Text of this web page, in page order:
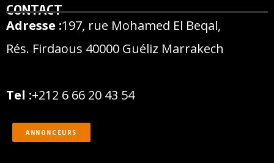
CONTACT
Adresse :197, rue Mohamed El Beqal,
Rés. Firdaous 40000 Guéliz Marrakech
Tel :+212 6 66 20 43 54
ANNONCEURS